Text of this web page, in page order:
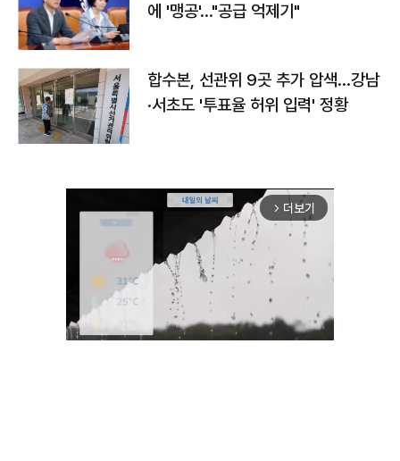
에 '맹공'…"공급 억제기"
합수본, 선관위 9곳 추가 압색…강남
·서초도 '투표율 허위 입력' 정황
arrow_forward_ios 더보기